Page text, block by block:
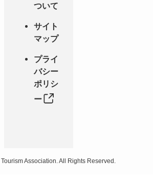
ついて
サイト
マップ
プライ
バシー
ポリシ
ー
Association. All Rights Reserved.